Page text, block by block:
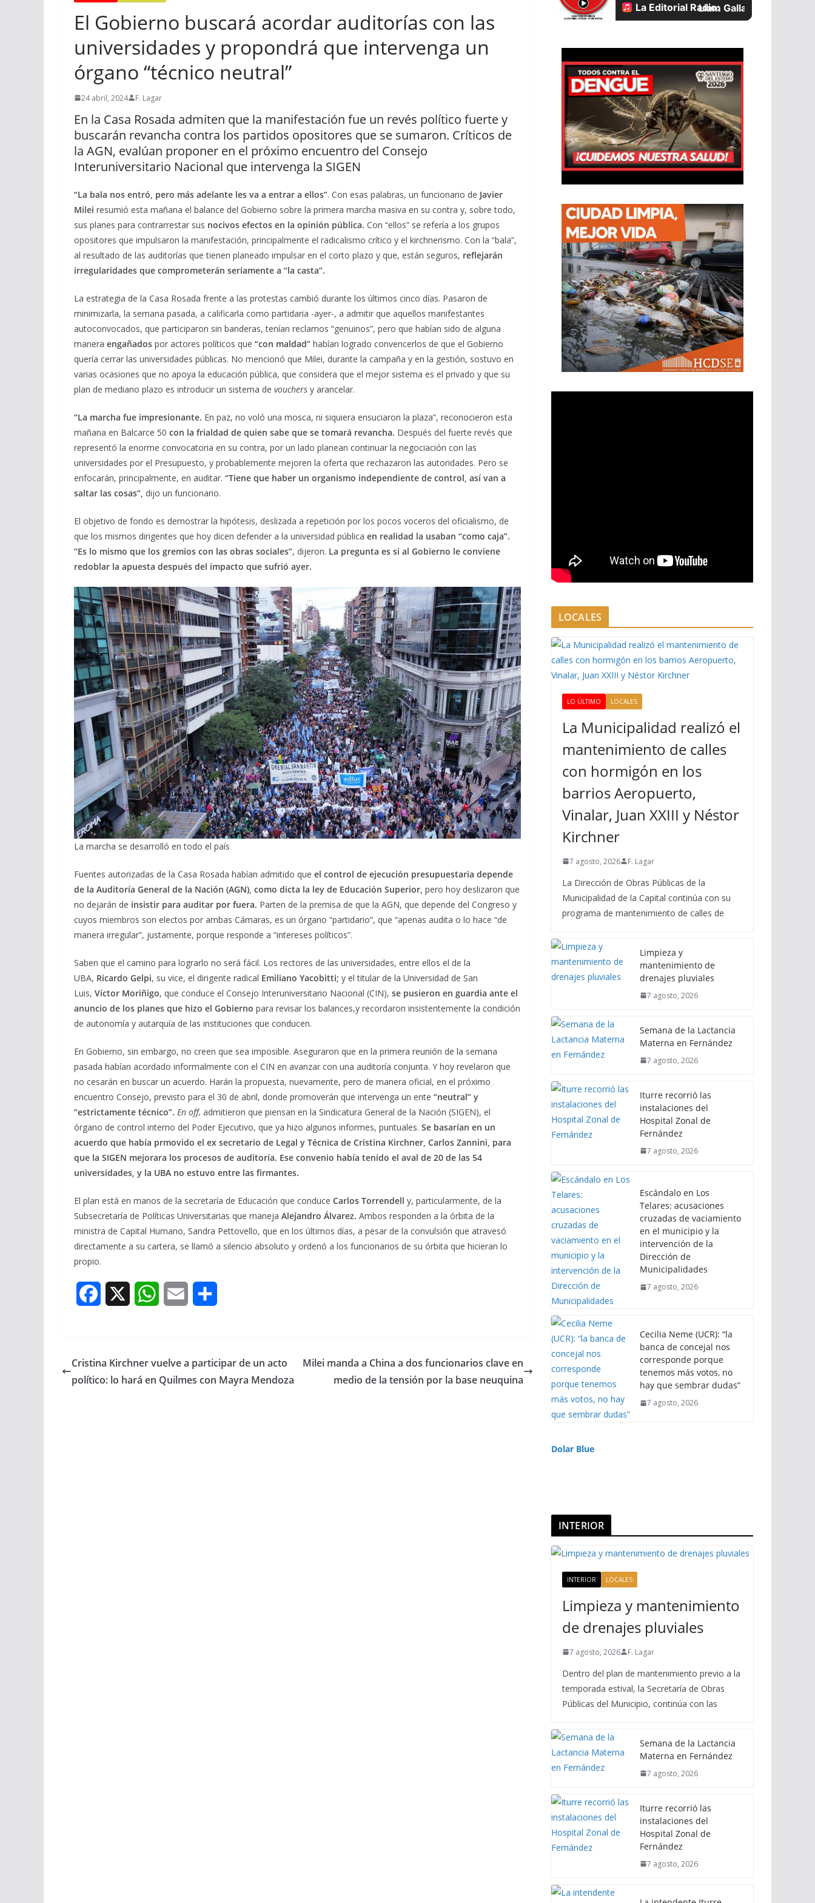
El Gobierno buscará acordar auditorías con las
universidades y propondrá que intervenga un
órgano “técnico neutral”
24 abril, 2024 F. Lagar
En la Casa Rosada admiten que la manifestación fue un revés político fuerte y
buscarán revancha contra los partidos opositores que se sumaron. Críticos de
la AGN, evalúan proponer en el próximo encuentro del Consejo
Interuniversitario Nacional que intervenga la SIGEN
“La bala nos entró, pero más adelante les va a entrar a ellos”. Con esas palabras, un funcionario de Javier
Milei resumió esta mañana el balance del Gobierno sobre la primera marcha masiva en su contra y, sobre todo,
sus planes para contrarrestar sus nocivos efectos en la opinión pública. Con “ellos” se refería a los grupos
opositores que impulsaron la manifestación, principalmente el radicalismo crítico y el kirchnerismo. Con la “bala”,
al resultado de las auditorías que tienen planeado impulsar en el corto plazo y que, están seguros, reflejarán
irregularidades que comprometerán seriamente a “la casta”.
La estrategia de la Casa Rosada frente a las protestas cambió durante los últimos cinco días. Pasaron de
minimizarla, la semana pasada, a calificarla como partidaria -ayer-, a admitir que aquellos manifestantes
autoconvocados, que participaron sin banderas, tenían reclamos “genuinos”, pero que habían sido de alguna
manera engañados por actores políticos que “con maldad” habían logrado convencerlos de que el Gobierno
quería cerrar las universidades públicas. No mencionó que Milei, durante la campaña y en la gestión, sostuvo en
varias ocasiones que no apoya la educación pública, que considera que el mejor sistema es el privado y que su
plan de mediano plazo es introducir un sistema de vouchers y arancelar.
“La marcha fue impresionante. En paz, no voló una mosca, ni siquiera ensuciaron la plaza”, reconocieron esta
mañana en Balcarce 50 con la frialdad de quien sabe que se tomará revancha. Después del fuerte revés que
representó la enorme convocatoria en su contra, por un lado planean continuar la negociación con las
universidades por el Presupuesto, y probablemente mejoren la oferta que rechazaron las autoridades. Pero se
enfocarán, principalmente, en auditar. “Tiene que haber un organismo independiente de control, así van a
saltar las cosas”, dijo un funcionario.
El objetivo de fondo es demostrar la hipótesis, deslizada a repetición por los pocos voceros del oficialismo, de
que los mismos dirigentes que hoy dicen defender a la universidad pública en realidad la usaban “como caja”.
“Es lo mismo que los gremios con las obras sociales”, dijeron. La pregunta es si al Gobierno le conviene
redoblar la apuesta después del impacto que sufrió ayer.
La marcha se desarrolló en todo el país
Fuentes autorizadas de la Casa Rosada habían admitido que el control de ejecución presupuestaria depende
de la Auditoría General de la Nación (AGN), como dicta la ley de Educación Superior, pero hoy deslizaron que
no dejarán de insistir para auditar por fuera. Parten de la premisa de que la AGN, que depende del Congreso y
cuyos miembros son electos por ambas Cámaras, es un órgano “partidario”, que “apenas audita o lo hace “de
manera irregular”, justamente, porque responde a “intereses políticos”.
Saben que el camino para lograrlo no será fácil. Los rectores de las universidades, entre ellos el de la
UBA, Ricardo Gelpi, su vice, el dirigente radical Emiliano Yacobitti; y el titular de la Universidad de San
Luis, Víctor Moriñigo, que conduce el Consejo Interuniversitario Nacional (CIN), se pusieron en guardia ante el
anuncio de los planes que hizo el Gobierno para revisar los balances,y recordaron insistentemente la condición
de autonomía y autarquía de las instituciones que conducen.
En Gobierno, sin embargo, no creen que sea imposible. Aseguraron que en la primera reunión de la semana
pasada habían acordado informalmente con el CIN en avanzar con una auditoría conjunta. Y hoy revelaron que
no cesarán en buscar un acuerdo. Harán la propuesta, nuevamente, pero de manera oficial, en el próximo
encuentro Consejo, previsto para el 30 de abril, donde promoverán que intervenga un ente “neutral” y
“estrictamente técnico”. En off, admitieron que piensan en la Sindicatura General de la Nación (SIGEN), el
órgano de control interno del Poder Ejecutivo, que ya hizo algunos informes, puntuales. Se basarían en un
acuerdo que había prmovido el ex secretario de Legal y Técnica de Cristina Kirchner, Carlos Zannini, para
que la SIGEN mejorara los procesos de auditoría. Ese convenio había tenido el aval de 20 de las 54
universidades, y la UBA no estuvo entre las firmantes.
El plan está en manos de la secretaría de Educación que conduce Carlos Torrendell y, particularmente, de la
Subsecretaría de Políticas Universitarias que maneja Alejandro Álvarez. Ambos responden a la órbita de la
ministra de Capital Humano, Sandra Pettovello, que en los últimos días, a pesar de la convulsión que atravesó
directamente a su cartera, se llamó a silencio absoluto y ordenó a los funcionarios de su órbita que hicieran lo
propio.
e
W
t
i
r
Cristina Kirchner vuelve a participar de un acto
político: lo hará en Quilmes con Mayra Mendoza
Milei manda a China a dos funcionarios clave en
medio de la tensión por la base neuquina
LOCALES
LO ÚLTIMO LOCALES
La Municipalidad realizó el
mantenimiento de calles
con hormigón en los
barrios Aeropuerto,
Vinalar, Juan XXIII y Néstor
Kirchner
7 agosto, 2026 F. Lagar
La Dirección de Obras Públicas de la
Municipalidad de la Capital continúa con su
programa de mantenimiento de calles de
Limpieza y
mantenimiento de
drenajes pluviales
7 agosto, 2026
Semana de la Lactancia
Materna en Fernández
7 agosto, 2026
Iturre recorrió las
instalaciones del
Hospital Zonal de
Fernández
7 agosto, 2026
Escándalo en Los
Telares: acusaciones
cruzadas de vaciamiento
en el municipio y la
intervención de la
Dirección de
Municipalidades
7 agosto, 2026
Cecilia Neme (UCR): “la
banca de concejal nos
corresponde porque
tenemos más votos, no
hay que sembrar dudas”
7 agosto, 2026
Dolar Blue
INTERIOR
INTERIOR LOCALES
Limpieza y mantenimiento
de drenajes pluviales
7 agosto, 2026 F. Lagar
Dentro del plan de mantenimiento previo a la
temporada estival, la Secretaría de Obras
Públicas del Municipio, continúa con las
Semana de la Lactancia
Materna en Fernández
7 agosto, 2026
Iturre recorrió las
instalaciones del
Hospital Zonal de
Fernández
7 agosto, 2026